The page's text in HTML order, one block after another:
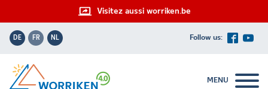
DE FR NL
Visitez aussi worriken.be
MENU